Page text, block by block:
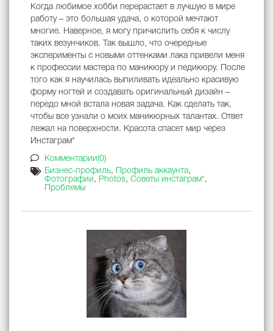
Когда любимое хобби перерастает в лучшую в мире
работу – это большая удача, о которой мечтают
многие. Наверное, я могу причислить себя к числу
таких везунчиков. Так вышло, что очередные
эксперименты с новыми оттенками лака привели меня
к профессии мастера по маникюру и педикюру. После
того как я научилась выпиливать идеально красивую
форму ногтей и создавать оригинальный дизайн –
передо мной встала новая задача. Как сделать так,
чтобы все узнали о моих маникюрных талантах. Ответ
лежал на поверхности. Красота спасет мир через
Инстаграм*
Комментарии(0)
Бизнес-профиль, Профиль аккаунта,
Фотографии , Photos, Советы инстаграм*,
Проблемы